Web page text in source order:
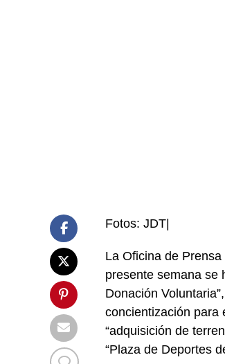
Fotos: JDT|
La Oficina de
presente semana se
Donación
concientización para
“adquisición de
“Plaza de Deportes